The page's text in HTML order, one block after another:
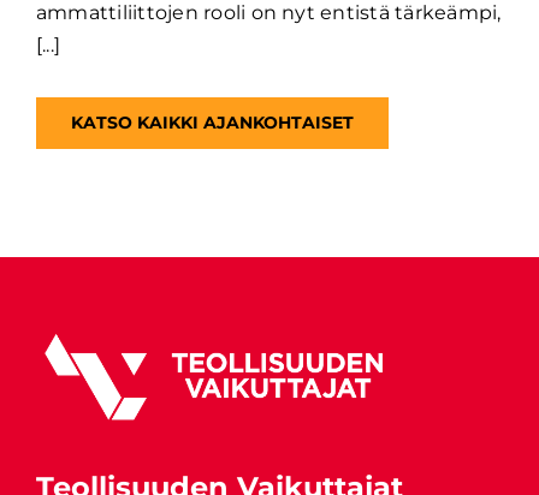
ammattiliittojen rooli on nyt entistä tärkeämpi,
[...]
KATSO KAIKKI AJANKOHTAISET
Teollisuuden Vaikuttajat